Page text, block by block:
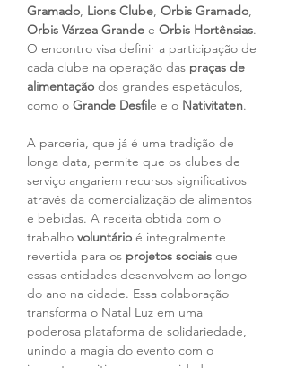
Gramado, Lions Clube, Orbis Gramado,
Orbis Várzea Grande e Orbis Hortênsias.
O encontro visa definir a participação de
cada clube na operação das praças de
alimentação dos grandes espetáculos,
como o Grande Desfile e o Nativitaten.
A parceria, que já é uma tradição de
longa data, permite que os clubes de
serviço angariem recursos significativos
através da comercialização de alimentos
e bebidas. A receita obtida com o
trabalho voluntário é integralmente
revertida para os projetos sociais que
essas entidades desenvolvem ao longo
do ano na cidade. Essa colaboração
transforma o Natal Luz em uma
poderosa plataforma de solidariedade,
unindo a magia do evento com o